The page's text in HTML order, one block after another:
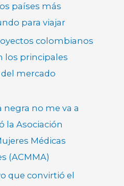
países más
para viajar
colombianos
los principales
mercado
negra no me va a
la Asociación
Médicas
(ACMMA)
que convirtió el